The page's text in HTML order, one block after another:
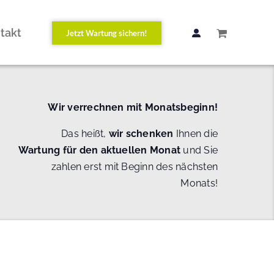
Jetzt Wartung sichern!
Wir verrechnen mit Monatsbeginn!
Das heißt, wir schenken Ihnen die
Wartung für den aktuellen Monat und Sie
zahlen erst mit Beginn des nächsten
Monats!